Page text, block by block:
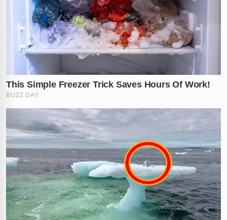
RECOMENDADO PARA VOCÊ
✕